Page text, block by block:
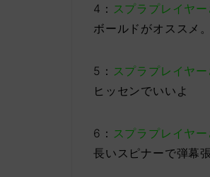
4： スプラプレイヤ
ボールドがオススメ
5： スプラプレイヤ
ヒッセンでいいよ
6： スプラプレイヤ
長いスピナーで弾幕